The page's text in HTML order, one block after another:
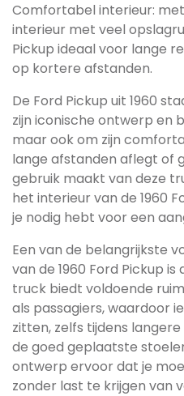
Comfortabel interieur:
interieur met veel
Pickup ideaal voor lange
op kortere afstanden.
De Ford Pickup uit 1960
zijn iconische ontwerp en
maar ook om zijn
lange afstanden aflegt of
gebruik maakt van deze
het interieur van de 1960
je nodig hebt voor een
Een van de belangrijkste
van de 1960 Ford Pickup
truck biedt voldoende
als passagiers, waardoor
zitten, zelfs tijdens
de goed geplaatste
ontwerp ervoor dat je
zonder last te krijgen van